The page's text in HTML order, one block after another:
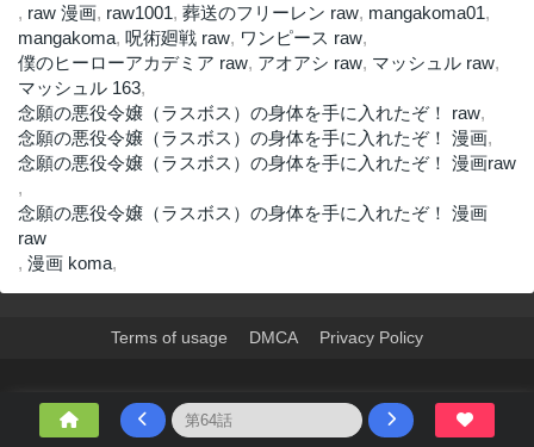
, raw 漫画, raw1001, 葬送のフリーレン raw, mangakoma01,
mangakoma, 呪術廻戦 raw, ワンピース raw,
僕のヒーローアカデミア raw, アオアシ raw, マッシュル raw,
マッシュル 163,
念願の悪役令嬢（ラスボス）の身体を手に入れたぞ！ raw,
念願の悪役令嬢（ラスボス）の身体を手に入れたぞ！ 漫画,
念願の悪役令嬢（ラスボス）の身体を手に入れたぞ！ 漫画raw
,
念願の悪役令嬢（ラスボス）の身体を手に入れたぞ！ 漫画
raw
, 漫画 koma,
Terms of usage DMCA Privacy Policy